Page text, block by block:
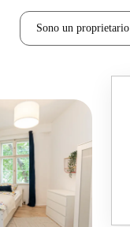
Sono un proprietario